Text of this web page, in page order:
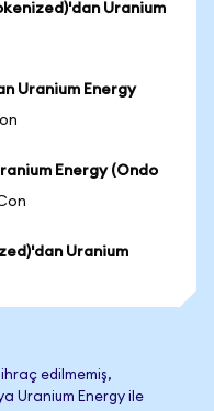
Uranium
Uranium Energy
Energy (Ondo
Uranium
edilmemiş,
Uranium Energy ile